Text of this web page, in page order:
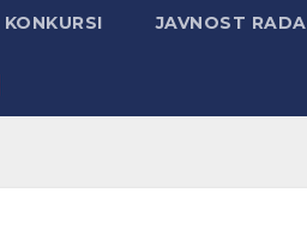
KONKURSI JAVNOST RADA